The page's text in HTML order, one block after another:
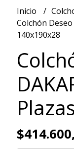
Inicio
Colchón Deseo
140x190x28